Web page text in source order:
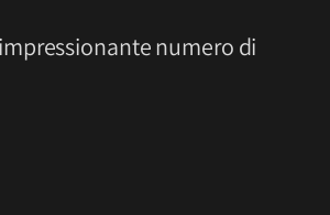
numero di